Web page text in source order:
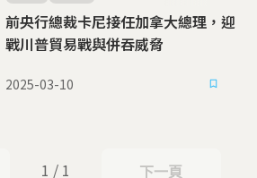
前央行總裁卡尼接任加拿大總理，迎
戰川普貿易戰與併吞威脅
2025-03-10
1 / 1 下一頁
下一頁